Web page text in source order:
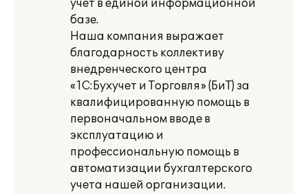
учет в единой информационной
базе.
Наша компания выражает
благодарность коллективу
внедренческого центра
«1С:Бухучет и Торговля» (БиТ) за
квалифицированную помощь в
первоначальном вводе в
эксплуатацию и
профессиональную помощь в
автоматизации бухгалтерского
учета нашей организации.